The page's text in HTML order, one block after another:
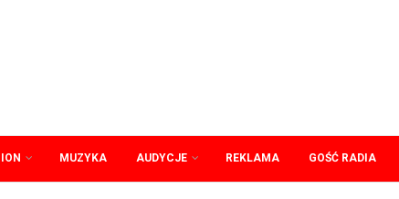
MUZYKA AUDYCJE REKLAMA GOŚĆ RADIA